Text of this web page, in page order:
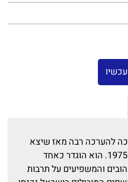
להערכה רבה מאז שיצא
לאור לראשונה, בשנת 1975. הוא הוגדר כאחד
והמשפיעים על תרבות